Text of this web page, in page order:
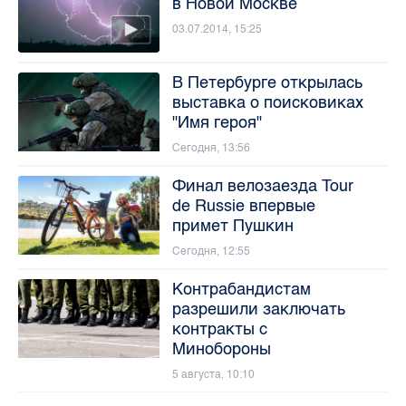
03.07.2014, 15:25
В Петербурге открылась
выставка о поисковиках
"Имя героя"
Сегодня, 13:56
Финал велозаезда Tour
de Russie впервые
примет Пушкин
Сегодня, 12:55
Контрабандистам
разрешили заключать
контракты с
Минобороны
5 августа, 10:10